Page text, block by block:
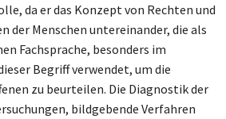
da er das Konzept von Rechten und
der Menschen untereinander, die als
Fachsprache, besonders im
Begriff verwendet, um die
zu beurteilen. Die Diagnostik der
bildgebende Verfahren